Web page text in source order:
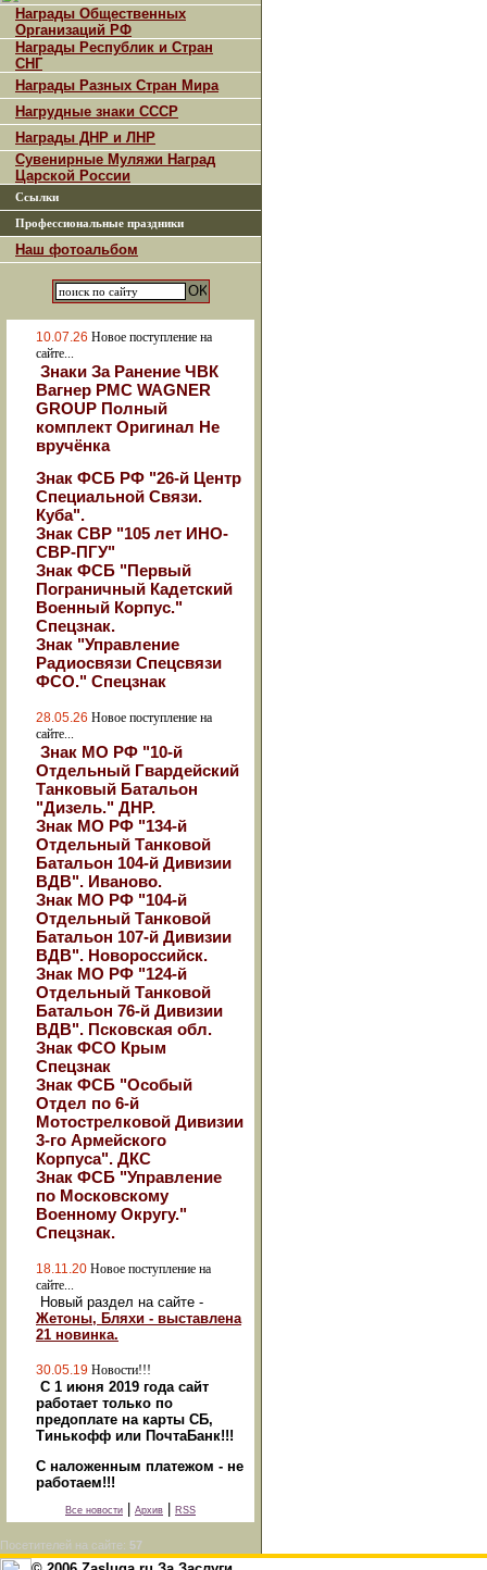
Награды Общественных
Организаций РФ
Награды Республик и Стран
СНГ
Награды Разных Стран Мира
Нагрудные знаки СССР
Награды ДНР и ЛНР
Сувенирные Муляжи Наград
Царской России
Ссылки
Профессиональные праздники
Наш фотоальбом
10.07.26 Новое поступление на
сайте...
Знаки За Ранение ЧВК
Вагнер РМС WAGNER
GROUP Полный
комплект Оригинал Не
вручёнка
Знак ФСБ РФ "26-й Центр
Специальной Связи.
Куба".
Знак СВР "105 лет ИНО-
СВР-ПГУ"
Знак ФСБ "Первый
Пограничный Кадетский
Военный Корпус."
Спецзнак.
Знак "Управление
Радиосвязи Спецсвязи
ФСО." Спецзнак
28.05.26 Новое поступление на
сайте...
Знак МО РФ "10-й
Отдельный Гвардейский
Танковый Батальон
"Дизель." ДНР.
Знак МО РФ "134-й
Отдельный Танковой
Батальон 104-й Дивизии
ВДВ". Иваново.
Знак МО РФ "104-й
Отдельный Танковой
Батальон 107-й Дивизии
ВДВ". Новороссийск.
Знак МО РФ "124-й
Отдельный Танковой
Батальон 76-й Дивизии
ВДВ". Псковская обл.
Знак ФСО Крым
Спецзнак
Знак ФСБ "Особый
Отдел по 6-й
Мотострелковой Дивизии
3-го Армейского
Корпуса". ДКС
Знак ФСБ "Управление
по Московскому
Военному Округу."
Спецзнак.
18.11.20 Новое поступление на
сайте...
Новый раздел на сайте -
Жетоны, Бляхи - выставлена
21 новинка.
30.05.19 Новости!!!
С 1 июня 2019 года сайт
работает только по
предоплате на карты СБ,
Тинькофф или ПочтаБанк!!!
С наложенным платежом - не
работаем!!!
Все новости Архив RSS
Посетителей на сайте: 57